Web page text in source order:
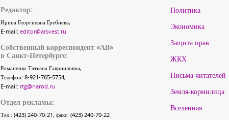
Редактор:
Ирина Георгиевна Гребнёва,
E-mail: editor@arsvest.ru
Собственный корреспондент «АВ»
в Санкт-Петербурге:
Романенко Татьяна Гаврииловна,
Телефон: 8-921-765-5754,
E-mail: rtg@narod.ru
Отдел рекламы:
Тел.: (423) 240-70-21, факс: (423) 240-70-22
Политика
Экономика
Защита прав
ЖКХ
Письма читателей
Земля-кормилица
Вселенная